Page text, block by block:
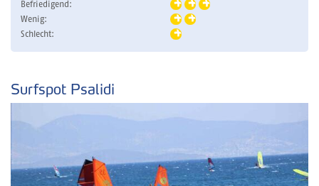
Befriedigend:
Wenig:
Schlecht:
Surfspot Psalidi